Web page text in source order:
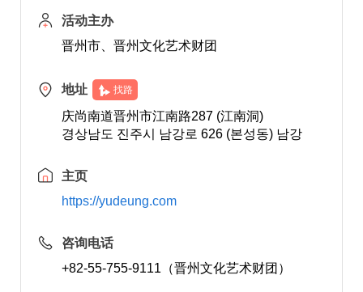
活动主办
晋州市、晋州文化艺术财团
地址 找路
庆尚南道晋州市江南路287 (江南洞)
경상남도 진주시 남강로 626 (본성동) 남강
主页
https://yudeung.com
咨询电话
+82-55-755-9111（晋州文化艺术财团）